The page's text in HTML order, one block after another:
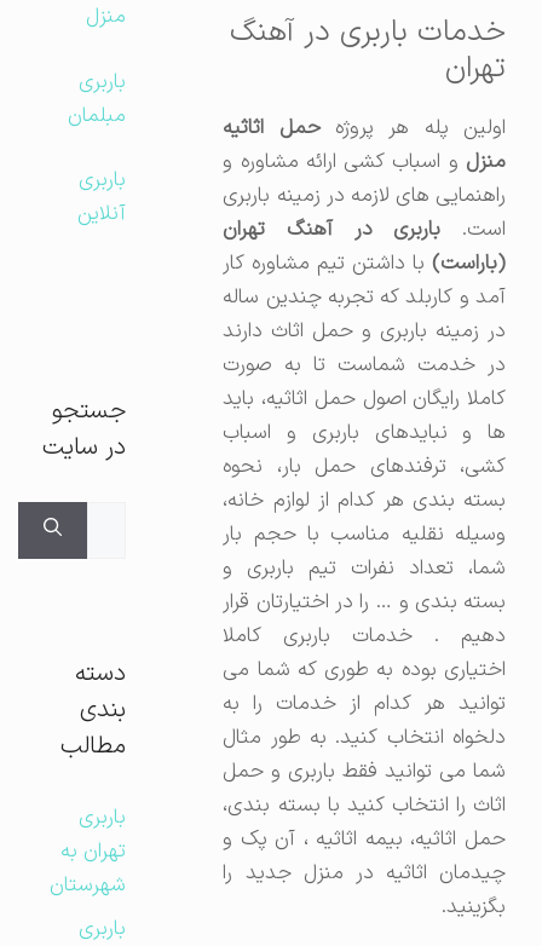
خدمات باربری در آهنگ
تهران
اولین پله هر پروژهحمل اثاثیه
منزلو اسباب کشی ارائه مشاوره و
راهنمایی های لازمه در زمینه باربری
است.باربری در آهنگ تهران
(باراست)با داشتن تیم مشاوره کار
آمد و کاربلد که تجربه چندین ساله
در زمینه باربری و حمل اثاث دارند
در خدمت شماست تا به صورت
کاملا رایگان اصول حمل اثاثیه، باید
ها و نبایدهای باربری و اسباب
کشی، ترفندهای حمل بار، نحوه
بسته بندی هر کدام از لوازم خانه،
وسیله نقلیه مناسب با حجم بار
شما، تعداد نفرات تیم باربری و
بسته بندی و … را در اختیارتان قرار
دهیم . خدمات باربری کاملا
اختیاری بوده به طوری که شما می
توانید هر کدام از خدمات را به
دلخواه انتخاب کنید. به طور مثال
شما می توانید فقط باربری و حمل
اثاث را انتخاب کنید با بسته بندی،
حمل اثاثیه، بیمه اثاثیه ، آن پک و
چیدمان اثاثیه در منزل جدید را
بگزینید.
منزل
باربری
مبلمان
باربری
آنلاین
جستجو
در سایت
دسته
بندی
مطالب
باربری
تهران به
شهرستان
باربری